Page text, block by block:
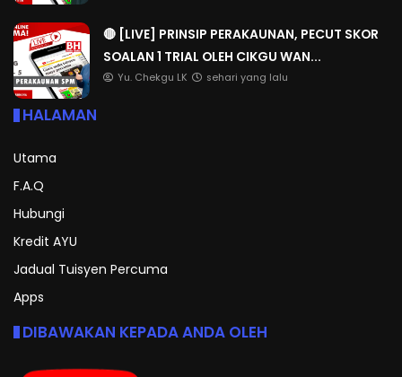
🔴 [LIVE] PRINSIP PERAKAUNAN, PECUT SKOR
SOALAN 1 TRIAL OLEH CIKGU WAN...
Yu. Chekgu LK sehari yang lalu
HALAMAN
Utama
F.A.Q
Hubungi
Kredit AYU
Jadual Tuisyen Percuma
Apps
DIBAWAKAN KEPADA ANDA OLEH